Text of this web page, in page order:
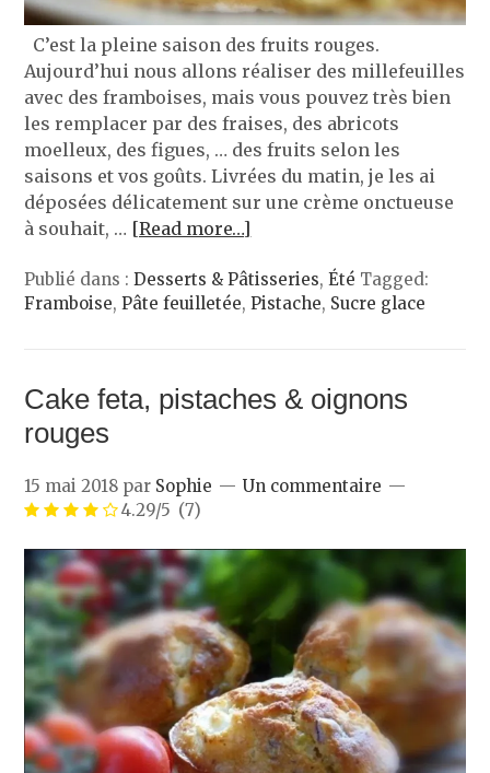
C’est la pleine saison des fruits rouges.
Aujourd’hui nous allons réaliser des millefeuilles
avec des framboises, mais vous pouvez très bien
les remplacer par des fraises, des abricots
moelleux, des figues, … des fruits selon les
saisons et vos goûts. Livrées du matin, je les ai
déposées délicatement sur une crème onctueuse
à souhait, … [Read more…]
Publié dans :Desserts & Pâtisseries,Été Tagged:
Framboise,Pâte feuilletée,Pistache, Sucre glace
Cake feta, pistaches & oignons
rouges
15 mai 2018 par Sophie
Un commentaire
4.29/5 (7)